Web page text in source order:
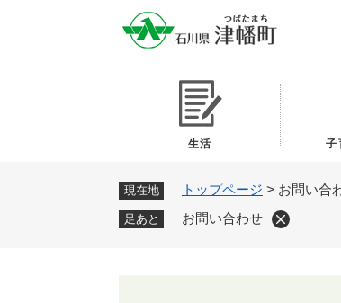
生活 子
現在地 トップページ > お問い合
足あと お問い合わせ